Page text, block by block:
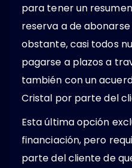
para tener un
reserva a de
obstante, casi todos
pagarse a plazos a
también con un
Cristal por parte del
Esta última opción
financiación, pero
parte del cliente de